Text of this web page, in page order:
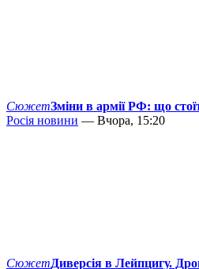
СюжетЗміни в армії РФ: що
Росія новини — Вчора, 15:20
СюжетДиверсія в Лейпцигу.